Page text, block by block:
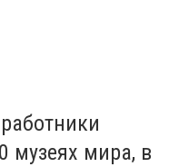
музеях мира, в